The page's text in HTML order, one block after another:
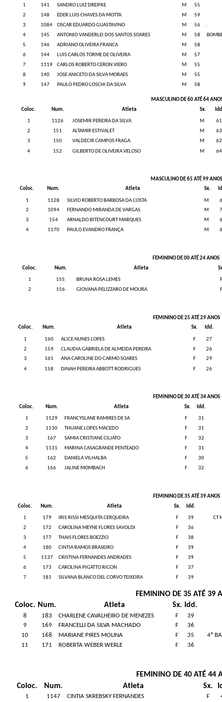
1 141 SANDRO LUIZ DREIFKE M
55
2
148 EDER LUIS CHAVES DA MOTTA M
59
3
1084 OSCAR EDUARDO GUASTAVINO M 56
.
4
145 ANTONIO VANDERLEI DOS SANTOS SOARES M 58
5
146 ADRIANO OLIVEIRA FRANCA M
58
6
144 LUIS CARLOS TORME DE OLIVEIRA M
57
7
1119 CARLOS ROBERTO CERON VIERO M
55
8
140 JOSE ANICETO DA SILVA MORAES M
55
9
147 PAULO PEDRO LOSCHI DA SILVA M 58
MASCULINO DE 60 ATÉ 64
Coloc.
Num. Atleta Sx.
1 1126 JOSEMIR PEREIRA DA SILVA M
61
2
151 ALTAMIR ESTIVALET M
63
3
150 VALDECIR CAMPOS FRAGA M
62
4
152 GILBERTO DE OLIVEIRA VELOSO M 64
MASCULINO DE 65 ATÉ 99 ANOS
Coloc.
Num. Atleta Sx.
1 1128 SILVIO ROBERTO BARBOSA DA COSTA M
2
1094 FERNANDO MIRANDA DE VARGAS M
3
154 ARNALDO BITENCOURT MARQUES M
4
1170 PAULO EVANDRO FRANÇA M
FEMININO DE 00 ATÉ 24 ANOS
Coloc.
Num. Atleta
1 155 BRUNA ROSA LEMES
F
2
156 GIOVANA PELIZZARO DE MOURA F
FEMININO DE 25 ATÉ 29 ANOS
Coloc.
Num. Atleta Sx. Idd.
1 160 ALICE NUNES LOPES F
27
2
159 CLAUDIA GABRIELA DE ALMEIDA PEREIRA F
26
3
161 ANA CAROLINE DO CARMO SOARES F
29
4
158 DINAH PEREIRA ABBOTT RODRIGUES F 26
FEMININO DE 30 ATÉ 34 ANOS
Coloc.
Num. Atleta Sx. Idd.
1 1129 FRANCYSLANE RAMIRES DE SA F
31
2
1130 THUANE LOPES MACEDO F
31
3
167 SAMIA CRISTIANE CILIATO F
32
4
1131 MARINA CASAGRANDE PENTEADO F
31
5
162 DANIELA VILHALBA F
30
6
166 JALINE MOMBACH F 32
FEMININO DE 35 ATÉ 39 ANOS
Coloc.
Num. Atleta Sx. Idd.
1 179 IRIS RISSI MESQUITA CERQUEIRA F 39
CT
2
172 CAROLINA MEYNE FLORES SAVOLDI F
36
3
177 THAIS FLORES BOEZZIO F
38
4
180 CINTIA RAMOS BRASEIRO F
39
5
1137 CRISTINA FERNANDES ANDRADES F
39
6
173 CAROLINA PIGATTO RIGON F
37
7
181 SILVANA BLANCO DEL CORVO TEIXEIRA F 39
FEMININO DE 35 ATÉ 39
Coloc. Num. Atleta Sx. Idd.
8 183 CHARLENE CAVALHEIRO DE MENEZES F
39
9
169 FRANCELLI DA SILVA MACHADO F
36
10
168 MARIANE PIRES MOLINA F 35
4º
11
171 ROBERTA WEBER WERLE F 36
FEMININO DE 40 ATÉ 44
Coloc.
Num. Atleta Sx.
1 1147 CINTIA SKREBSKY FERNANDES F